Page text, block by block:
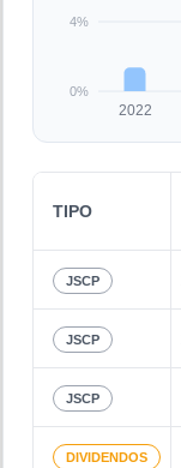
2022
0%
4%
TIPO
JSCP
JSCP
JSCP
DIVIDENDOS